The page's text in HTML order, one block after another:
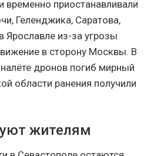
временно приостанавливали
Геленджика, Саратова,
Ярославле из-за угрозы
в сторону Москвы. В
дронов погиб мирный
области ранения получили
жителям